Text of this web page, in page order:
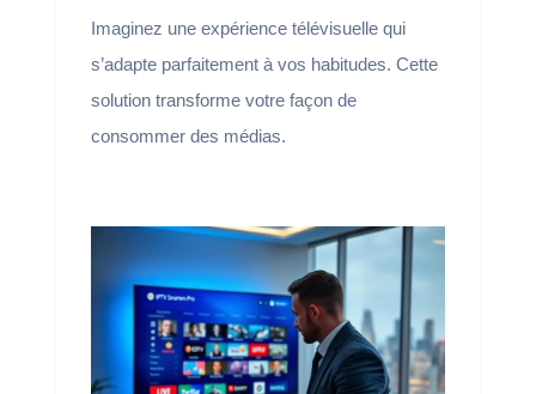
Imaginez une expérience télévisuelle qui
s’adapte parfaitement à vos habitudes. Cette
solution transforme votre façon de
consommer des médias.